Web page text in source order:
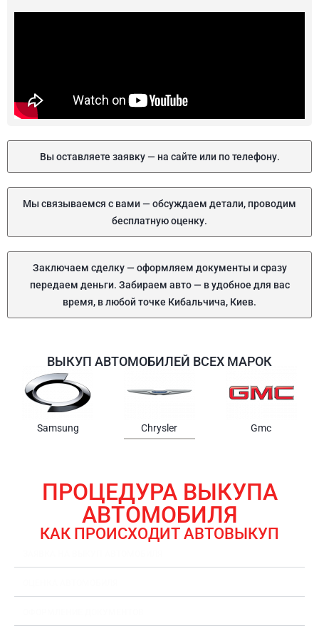
Вы оставляете заявку — на сайте или по телефону.
Мы связываемся с вами — обсуждаем детали, проводим
бесплатную оценку.
Заключаем сделку — оформляем документы и сразу
передаем деньги. Забираем авто — в удобное для вас
время, в любой точке Кибальчича, Киев.
ВЫКУП АВТОМОБИЛЕЙ ВСЕХ МАРОК
Samsung Chrysler Gmc
ПРОЦЕДУРА ВЫКУПА
АВТОМОБИЛЯ
КАК ПРОИСХОДИТ АВТОВЫКУП